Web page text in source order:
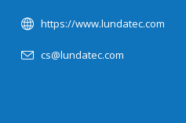
https://www.lundatec.com
cs@lundatec.com